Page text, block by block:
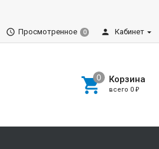
Просмотренное 0 Кабинет
Корзина
всего 0 ₽